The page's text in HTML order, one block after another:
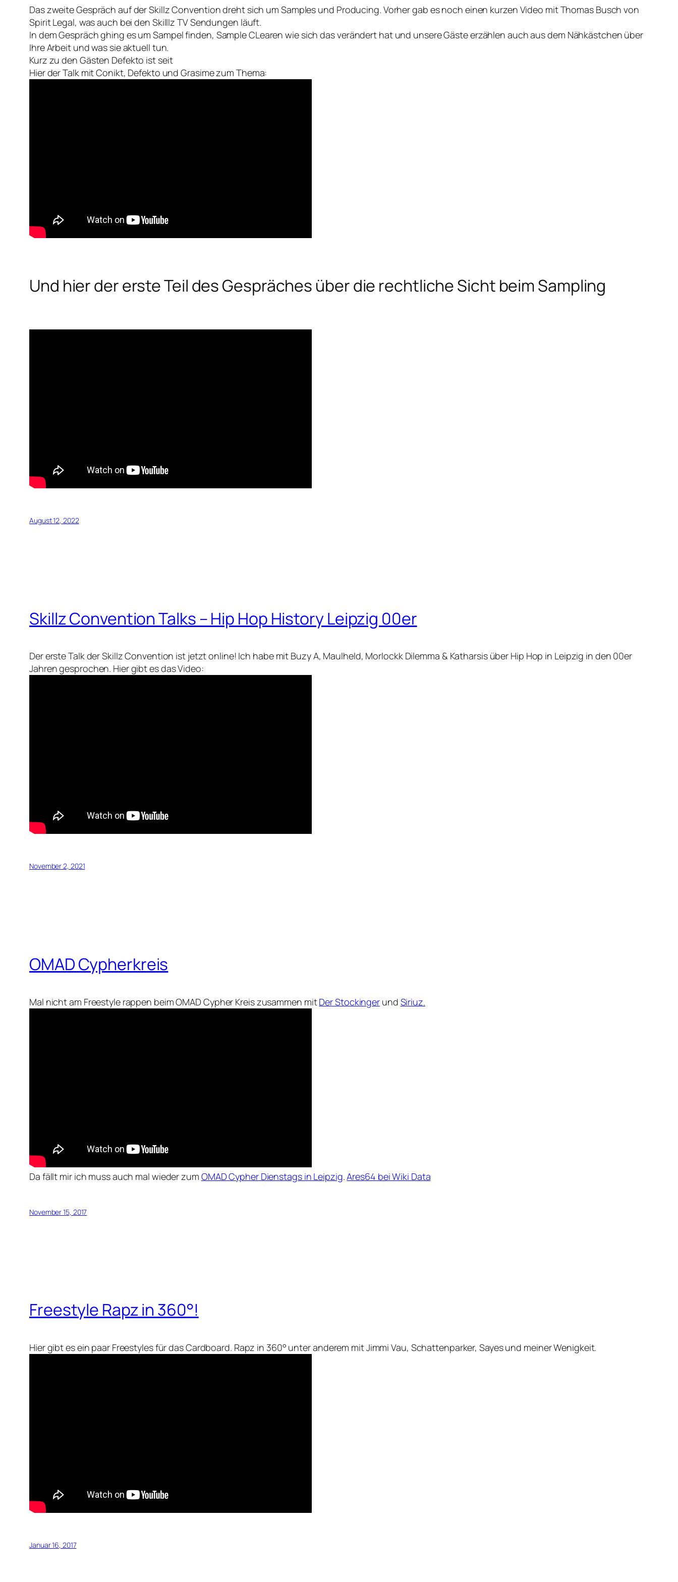
Das zweite Gespräch auf der Skillz Convention dreht sich um Samples und Producing. Vorher gab es noch einen kurzen Video mit Thomas Busch von
Spirit Legal, was auch bei den Skilllz TV Sendungen läuft.
In dem Gespräch ghing es um Sampel finden, Sample CLearen wie sich das verändert hat und unsere Gäste erzählen auch aus dem Nähkästchen über
Ihre Arbeit und was sie aktuell tun.
Kurz zu den Gästen Defekto ist seit
Hier der Talk mit Conikt, Defekto und Grasime zum Thema:
Und hier der erste Teil des Gespräches über die rechtliche Sicht beim Sampling
August 12, 2022
Skillz Convention Talks – Hip Hop History Leipzig 00er
Der erste Talk der Skillz Convention ist jetzt online! Ich habe mit Buzy A, Maulheld, Morlockk Dilemma & Katharsis über Hip Hop in Leipzig in den 00er
Jahren gesprochen. Hier gibt es das Video:
November 2, 2021
OMAD Cypherkreis
Mal nicht am Freestyle rappen beim OMAD Cypher Kreis zusammen mitDer Stockinger und Siriuz.
Da fällt mir ich muss auch mal wieder zum OMAD Cypher Dienstags in Leipzig.Ares64 bei Wiki Data
November 15, 2017
Freestyle Rapz in 360°!
Hier gibt es ein paar Freestyles für das Cardboard. Rapz in 360° unter anderem mit Jimmi Vau, Schattenparker, Sayes und meiner Wenigkeit.
Januar 16, 2017